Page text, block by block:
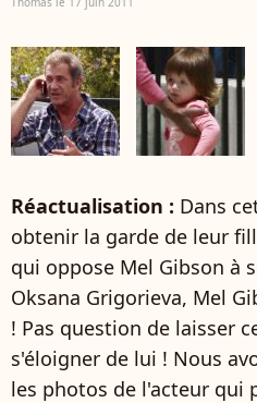
Réactualisation : Dans
obtenir la garde de leur
qui oppose Mel Gibson à
Oksana Grigorieva, Mel
! Pas question de laisser
s'éloigner de lui ! Nous
les photos de l'acteur qui